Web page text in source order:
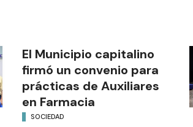
El Municipio capitalino
firmó un convenio para
prácticas de Auxiliares
en Farmacia
SOCIEDAD